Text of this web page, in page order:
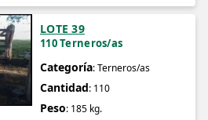
LOTE 39
110 Terneros/as
Categoría: Terneros/as
Cantidad: 110
Peso: 185 kg.